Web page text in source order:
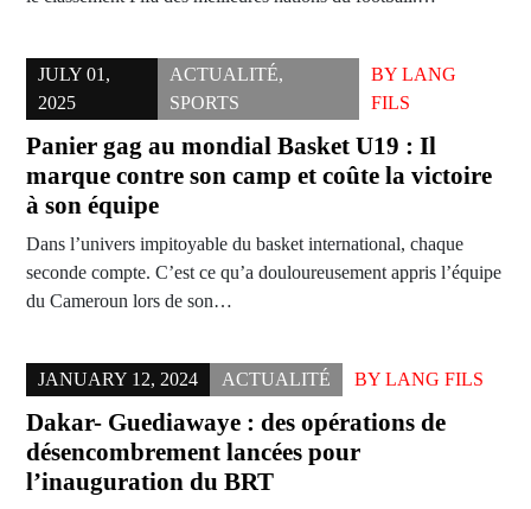
JULY 01,
2025
ACTUALITÉ,
SPORTS
BYLANG
FILS
Panier gag au mondial Basket U19 : Il
marque contre son camp et coûte la victoire
à son équipe
Dans l’univers impitoyable du basket international, chaque
seconde compte. C’est ce qu’a douloureusement appris l’équipe
du Cameroun lors de son…
JANUARY 12, 2024 ACTUALITÉ BY LANG FILS
Dakar- Guediawaye : des opérations de
désencombrement lancées pour
l’inauguration du BRT